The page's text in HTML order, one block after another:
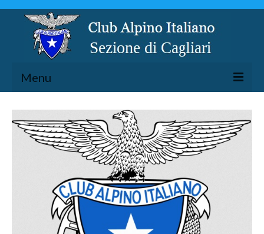
Menu
ESCURSIONISMO
SPELEOLOGIA
CICLOESCURSIONISMO
TORRENTISMO